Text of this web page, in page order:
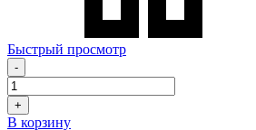
Быстрый просмотр
-
+
В корзину